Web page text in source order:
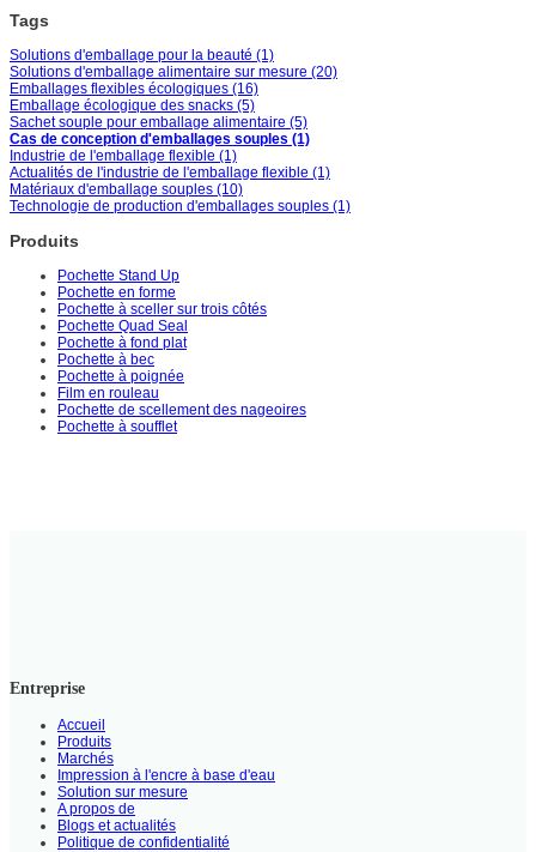
Tags
Solutions d'emballage pour la beauté (1)
Solutions d'emballage alimentaire sur mesure (20)
Emballages flexibles écologiques (16)
Emballage écologique des snacks (5)
Sachet souple pour emballage alimentaire (5)
Cas de conception d'emballages souples (1)
Industrie de l'emballage flexible (1)
Actualités de l'industrie de l'emballage flexible (1)
Matériaux d'emballage souples (10)
Technologie de production d'emballages souples (1)
Produits
Pochette Stand Up
Pochette en forme
Pochette à sceller sur trois côtés
Pochette Quad Seal
Pochette à fond plat
Pochette à bec
Pochette à poignée
Film en rouleau
Pochette de scellement des nageoires
Pochette à soufflet
Entreprise
Accueil
Produits
Marchés
Impression à l'encre à base d'eau
Solution sur mesure
A propos de
Blogs et actualités
Politique de confidentialité